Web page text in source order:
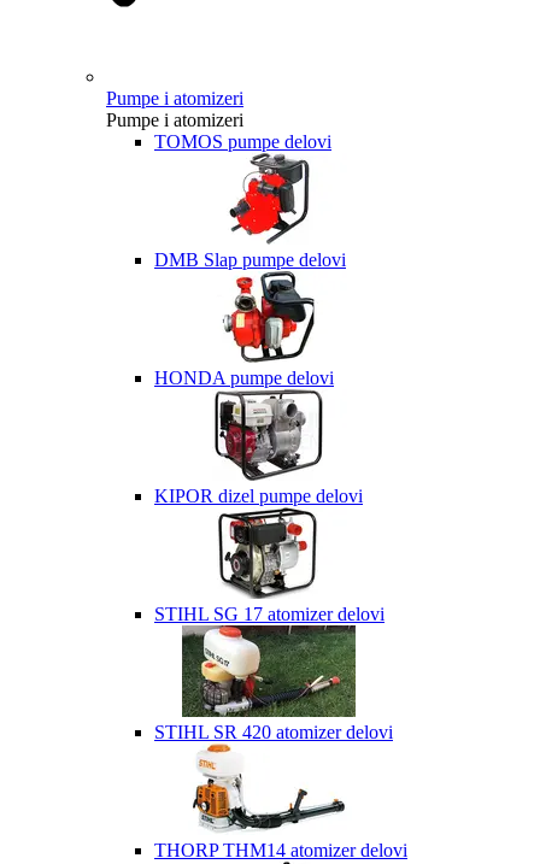
Pumpe i atomizeri
Pumpe i atomizeri
TOMOS pumpe delovi
DMB Slap pumpe delovi
HONDA pumpe delovi
KIPOR dizel pumpe delovi
STIHL SG 17 atomizer delovi
STIHL SR 420 atomizer delovi
THORP THM14 atomizer delovi